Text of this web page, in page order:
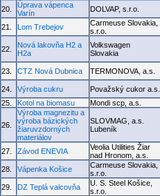
20.
Úprava vápenca
Varín
DOLVAP, s.r.o.
21. Lom Trebejov
Carmeuse Slovakia,
s.r.o.
22.
Nová lakovňa H2 a
H2a
Volkswagen
Slovakia
23. CTZ Nová Dubnica TERMONOVA, a.s.
24. Výroba cukru Považský cukor a.s.
25.
Kotol na biomasu Mondi scp, a.s.
26.
Výroba magnezitu a
výroba bázických
žiaruvzdorných
materiálov
SLOVMAG, a.s.
Lubeník
27. Závod ENEVIA
Veolia Utilities Žiar
nad Hronom, a.s.
28. Vápenka Košice
Carmeuse Slovakia,
s.r.o.
29. DZ Teplá valcovňa
U. S. Steel Košice,
s.r.o.